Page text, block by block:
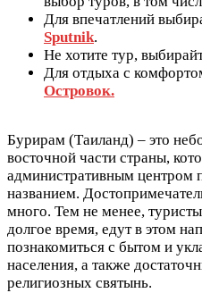
Для впечатлений
Sputnik.
Не хотите тур,
Для отдыха с
Островок.
Бурирам (Таиланд) – это
восточной части страны,
административным центром
названием.
много. Тем не менее,
долгое время, едут в этом
познакомиться с бытом и
населения, а также
религиозных святынь.